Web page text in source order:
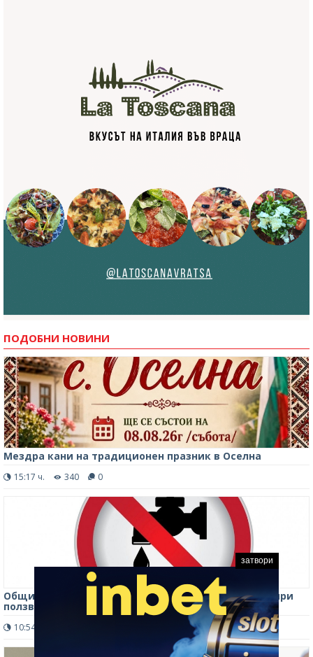
ПОДОБНИ НОВИНИ
Мездра кани на традиционен празник в Оселна
15:17 ч. 340 0
Община Мездра въвежда временни ограничения при
ползването на вода за непитейни нужди
10:54 ч.
затвори